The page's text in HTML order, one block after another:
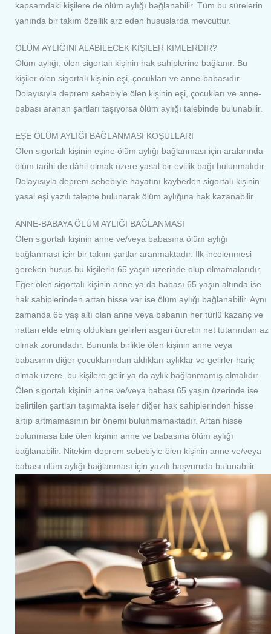
kapsamdaki kişilere de ölüm aylığı bağlanabilir. Tüm bu sürelerin
yanında bir takım özellik arz eden hususlarda mevcuttur.
ÖLÜM AYLIĞINI ALABİLECEK KİŞİLER KİMLERDİR?
Ölüm aylığı, ölen sigortalı kişinin hak sahiplerine bağlanır. Bu
kişiler ölen sigortalı kişinin eşi, çocukları ve anne-babasıdır.
Dolayısıyla deprem sebebiyle ölen kişinin eşi, çocukları ve anne-
babası aranan şartları taşıyorsa ölüm aylığı talebinde bulunabilir.
EŞE ÖLÜM AYLIĞI BAĞLANMASI KOŞULLARI
Ölen sigortalı kişinin eşine ölüm aylığı bağlanması için aralarında
ölüm tarihi de dâhil olmak üzere yasal bir evlilik bağı bulunmalıdır.
Dolayısıyla deprem sebebiyle hayatını kaybeden sigortalı kişinin
yasal eşi yazılı talepte bulunarak ölüm aylığına hak kazanabilir.
ANNE-BABAYA ÖLÜM AYLIĞI BAĞLANMASI
Ölen sigortalı kişinin anne ve/veya babasına ölüm aylığı
bağlanması için bir takım şartlar aranmaktadır. İlk incelenmesi
gereken husus bu kişilerin 65 yaşın üzerinde olup olmamalarıdır.
Eğer ölen sigortalı kişinin anne ya da babası 65 yaşın altında ise
hak sahiplerinden artan hisse var ise ölüm aylığı bağlanabilir. Aynı
zamanda 65 yaş altı olan anne veya babanın her türlü kazanç ve
irattan elde etmiş oldukları gelirleri asgari ücretin net tutarından az
olmak zorundadır. Bununla birlikte ölen kişinin anne veya
babasının diğer çocuklarından aldıkları aylıklar ve gelirler hariç
olmak üzere, bu kişilere gelir ya da aylık bağlanmamış olmalıdır.
Ölen sigortalı kişinin anne ve/veya babası 65 yaşın üzerinde ise
belirtilen şartları taşımakta iseler diğer hak sahiplerinden hisse
artıp artmamasının bir önemi bulunmamaktadır. Artan hisse
bulunmasa bile ölen kişinin anne ve babasına ölüm aylığı
bağlanabilir. Nitekim deprem sebebiyle ölen kişinin anne ve/veya
babası ölüm aylığı bağlanması için yazılı başvuruda bulunabilir.